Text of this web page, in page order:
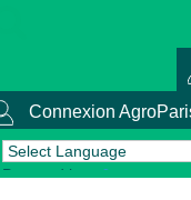
Connexion
Powered by